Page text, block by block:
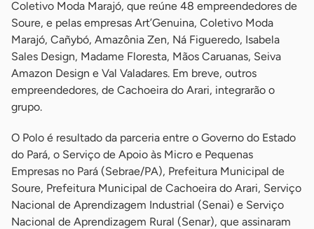
Coletivo Moda Marajó, que reúne 48 empreendedores de
Soure, e pelas empresas Art’Genuina, Coletivo Moda
Marajó, Cañybó, Amazônia Zen, Ná Figueredo, Isabela
Sales Design, Madame Floresta, Mãos Caruanas, Seiva
Amazon Design e Val Valadares. Em breve, outros
empreendedores, de Cachoeira do Arari, integrarão o
grupo.
O Polo é resultado da parceria entre o Governo do Estado
do Pará, o Serviço de Apoio às Micro e Pequenas
Empresas no Pará (Sebrae/PA), Prefeitura Municipal de
Soure, Prefeitura Municipal de Cachoeira do Arari, Serviço
Nacional de Aprendizagem Industrial (Senai) e Serviço
Nacional de Aprendizagem Rural (Senar), que assinaram